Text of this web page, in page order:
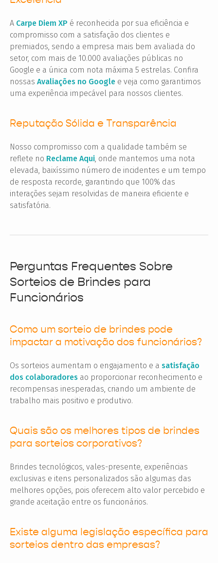
A Carpe Diem XP é reconhecida por sua eficiência e
compromisso com a satisfação dos clientes e
premiados, sendo a empresa mais bem avaliada do
setor, com mais de 10.000 avaliações públicas no
Google e a única com nota máxima 5 estrelas. Confira
nossas Avaliações no Google e veja como garantimos
uma experiência impecável para nossos clientes.
Reputação Sólida e Transparência
Nosso compromisso com a qualidade também se
reflete no Reclame Aqui, onde mantemos uma nota
elevada, baixíssimo número de incidentes e um tempo
de resposta recorde, garantindo que 100% das
interações sejam resolvidas de maneira eficiente e
satisfatória.
Perguntas Frequentes Sobre
Sorteios de Brindes para
Funcionários
Como um sorteio de brindes pode
impactar a motivação dos funcionários?
Os sorteios aumentam o engajamento e a satisfação
dos colaboradores ao proporcionar reconhecimento e
recompensas inesperadas, criando um ambiente de
trabalho mais positivo e produtivo.
Quais são os melhores tipos de brindes
para sorteios corporativos?
Brindes tecnológicos, vales-presente, experiências
exclusivas e itens personalizados são algumas das
melhores opções, pois oferecem alto valor percebido e
grande aceitação entre os funcionários.
Existe alguma legislação específica para
sorteios dentro das empresas?